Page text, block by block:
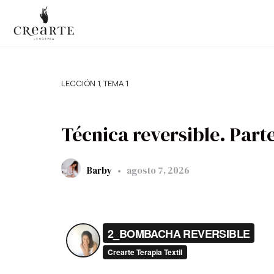
LECCIÓN 1, TEMA 1
Técnica reversible.
Barby agosto 7, 2026